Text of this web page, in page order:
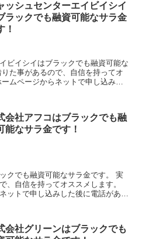
ッシュセンターエイビイシイ
ラックでも融資可能なサラ金
！
ビイシイはブラックでも融資可能な
た事があるので、自信を持ってオ
ムページからネットで申し込みし
会社アフコはブラックでも融
能なサラ金です！
クでも融資可能なサラ金です。 実
、自信を持ってオススメします。
ットで申し込みした後に電話があ
会社グリーンはブラックでも